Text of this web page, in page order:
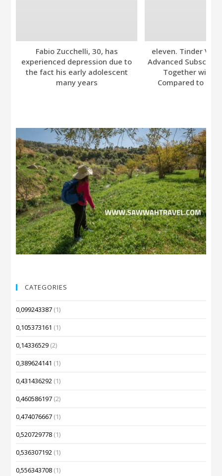
Fabio Zucchelli, 30, has
experienced depression due to
the fact his early adolescent
many years
eleven. Tinder
Advanced
Together with
Compared to
CATEGORIES
0,099243387 (1)
0,105373161 (1)
0,14336529 (2)
0,389624141 (1)
0,431436292 (1)
0,460586197 (2)
0,474076667 (1)
0,520729778 (1)
0,536307192 (1)
0,556343708 (1)